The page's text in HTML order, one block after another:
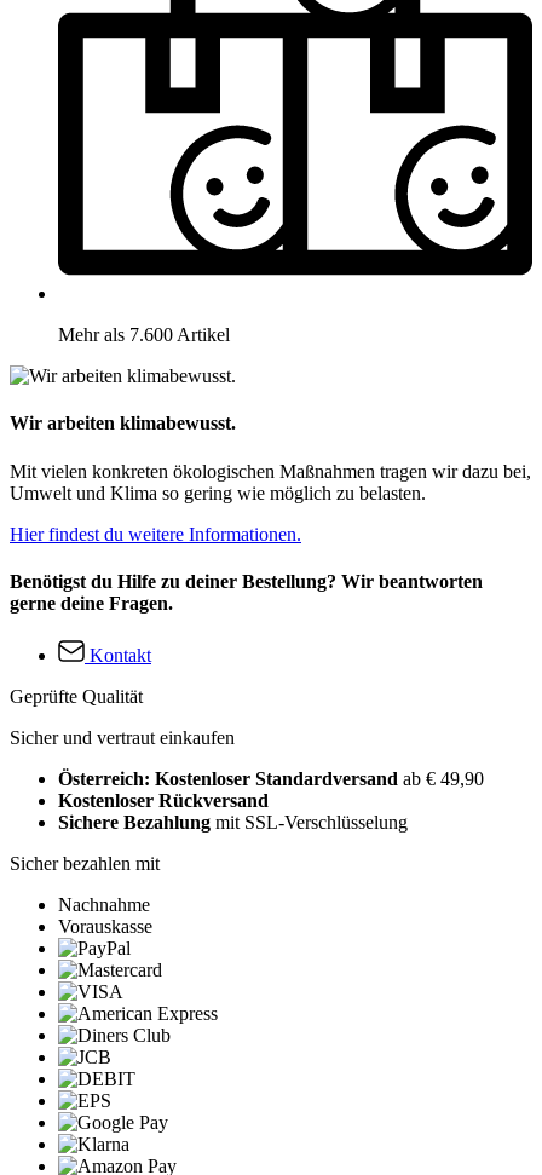
Mehr als 7.600 Artikel
Wir arbeiten klimabewusst.
Mit vielen konkreten ökologischen Maßnahmen tragen wir dazu bei,
Umwelt und Klima so gering wie möglich zu belasten.
Hier findest du weitere Informationen.
Benötigst du Hilfe zu deiner Bestellung? Wir beantworten
gerne deine Fragen.
Kontakt
Geprüfte Qualität
Sicher und vertraut einkaufen
Österreich: Kostenloser Standardversand ab € 49,90
Kostenloser Rückversand
Sichere Bezahlung mit SSL-Verschlüsselung
Sicher bezahlen mit
Nachnahme
Vorauskasse